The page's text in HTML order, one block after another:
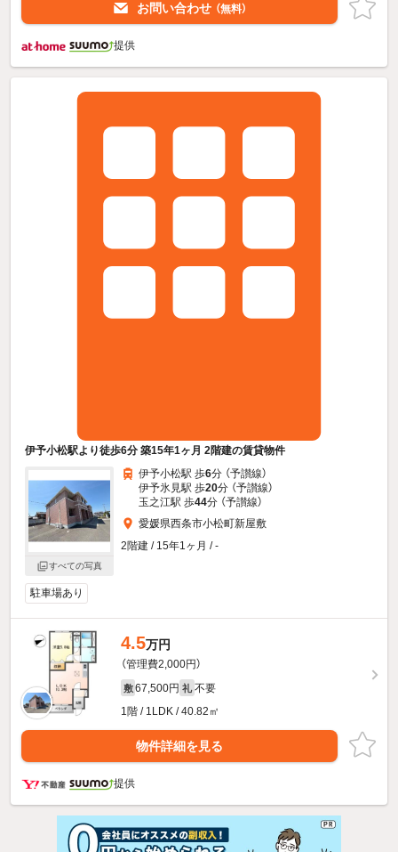
お問い合わせ （無料）
提供
伊予小松駅より徒歩6分 築15年1ヶ月 2階建の賃貸物件
すべての写真
伊予小松駅 歩6分 （予讃線）
伊予氷見駅 歩20分 （予讃線）
玉之江駅 歩44分 （予讃線）
愛媛県西条市小松町新屋敷
2階建 / 15年1ヶ月 / -
駐車場あり
4.5万円
（管理費2,000円）
敷 67,500円 礼 不要
1階 / 1LDK / 40.82㎡
物件詳細を見る
提供